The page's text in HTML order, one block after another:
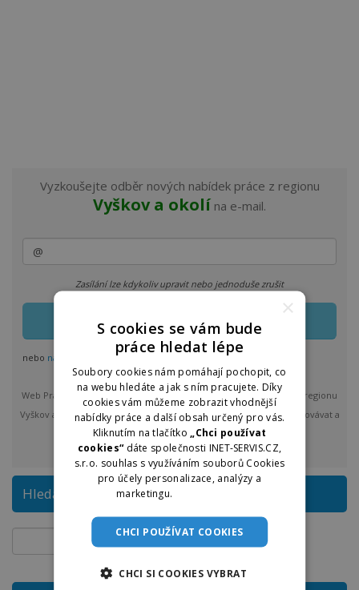
Vyzkoušejte odběr nových nabídek práce z regionu
Vyškov a okolí na e-mail.
Zasílání lze kdykoliv upravit nebo jednoduše zrušit
nebo nastavit odběr pro více regionů
Web Práce u nás vám bude max. 1x denně posílat nové nabídky z regionu
Vyškov a okolí. Po odeslání bude provozovatel Praceunas.cz zpracovávat a
spravovat vložené osobní údaje.více
Hledat na Práce u nás
×
S cookies se vám bude
práce hledat lépe
Soubory cookies nám pomáhají pochopit, co
na webu hledáte a jak s ním pracujete. Díky
cookies vám můžeme zobrazit vhodnější
nabídky práce a další obsah určený pro vás.
Kliknutím na tlačítko
„Chci používat
cookies“ dáte společnosti INET-SERVIS.CZ,
s.r.o. souhlas s využíváním souborů Cookies
pro účely personalizace, analýzy a
marketingu.
CHCI POUŽÍVAT COOKIES
CHCI SI COOKIES VYBRAT